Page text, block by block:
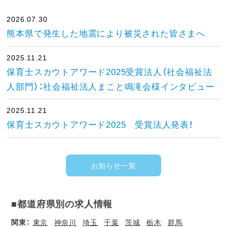
2026.07.30
熊本県で発生した地震により被災された皆さまへ
2025.11.21
保育士スカウトアワード2025受賞法人（社会福祉法
人部門）：社会福祉法人まこと鳴滝会様インタビュー
2025.11.21
保育士スカウトアワード2025 受賞法人発表！
お知らせ一覧
■都道府県別の求人情報
関東： 東京 神奈川 埼玉 千葉 茨城 栃木 群馬